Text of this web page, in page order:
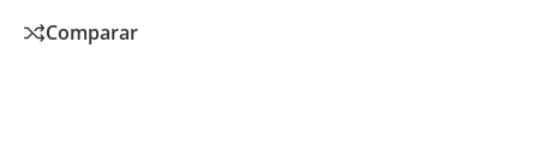
Comparar